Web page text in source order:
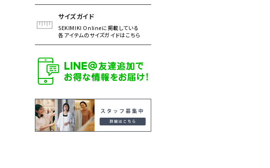
サイズガイド
SEKIMIKI Onlineに掲載している
各アイテムのサイズガイドはこちら